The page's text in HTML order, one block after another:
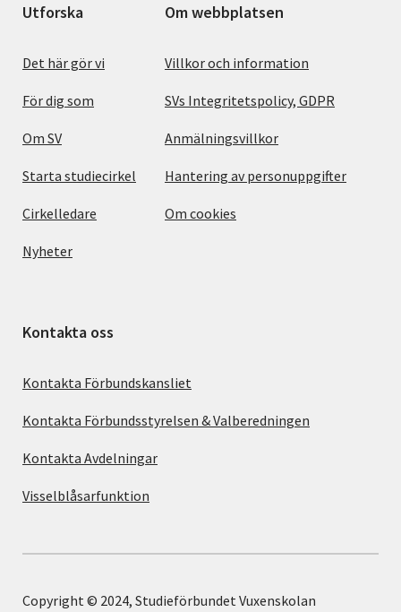
Utforska
Det här gör vi
För dig som
Om SV
Starta studiecirkel
Cirkelledare
Nyheter
Om webbplatsen
Villkor och information
SVs Integritetspolicy, GDPR
Anmälningsvillkor
Hantering av personuppgifter
Om cookies
Kontakta oss
Kontakta Förbundskansliet
Kontakta Förbundsstyrelsen & Valberedningen
Kontakta Avdelningar
Visselblåsarfunktion
Copyright © 2024, Studieförbundet Vuxenskolan